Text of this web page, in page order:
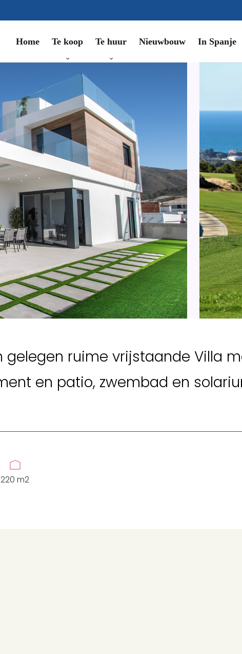
Home Te koop Te huur Nieuwbouw In Spanje
gelegen ruime vrijstaande Villa
en patio, zwembad en
220 m2